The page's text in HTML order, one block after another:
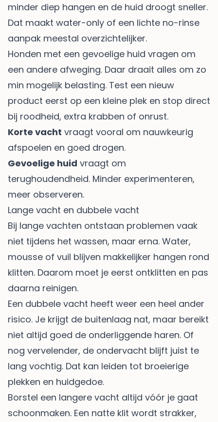
minder diep hangen en de huid droogt sneller.
Dat maakt water-only of een lichte no-rinse
aanpak meestal overzichtelijker.
Honden met een gevoelige huid vragen om
een andere afweging. Daar draait alles om zo
min mogelijk belasting. Test een nieuw
product eerst op een kleine plek en stop direct
bij roodheid, extra krabben of onrust.
Korte vacht vraagt vooral om nauwkeurig
afspoelen en goed drogen.
Gevoelige huid vraagt om
terughoudendheid. Minder experimenteren,
meer observeren.
Lange vacht en dubbele vacht
Bij lange vachten ontstaan problemen vaak
niet tijdens het wassen, maar erna. Water,
mousse of vuil blijven makkelijker hangen rond
klitten. Daarom moet je eerst ontklitten en pas
daarna reinigen.
Een dubbele vacht heeft weer een heel ander
risico. Je krijgt de buitenlaag nat, maar bereikt
niet altijd goed de onderliggende haren. Of
nog vervelender, de ondervacht blijft juist te
lang vochtig. Dat kan leiden tot broeierige
plekken en huidgedoe.
Borstel een langere vacht altijd vóór je gaat
schoonmaken. Een natte klit wordt strakker,